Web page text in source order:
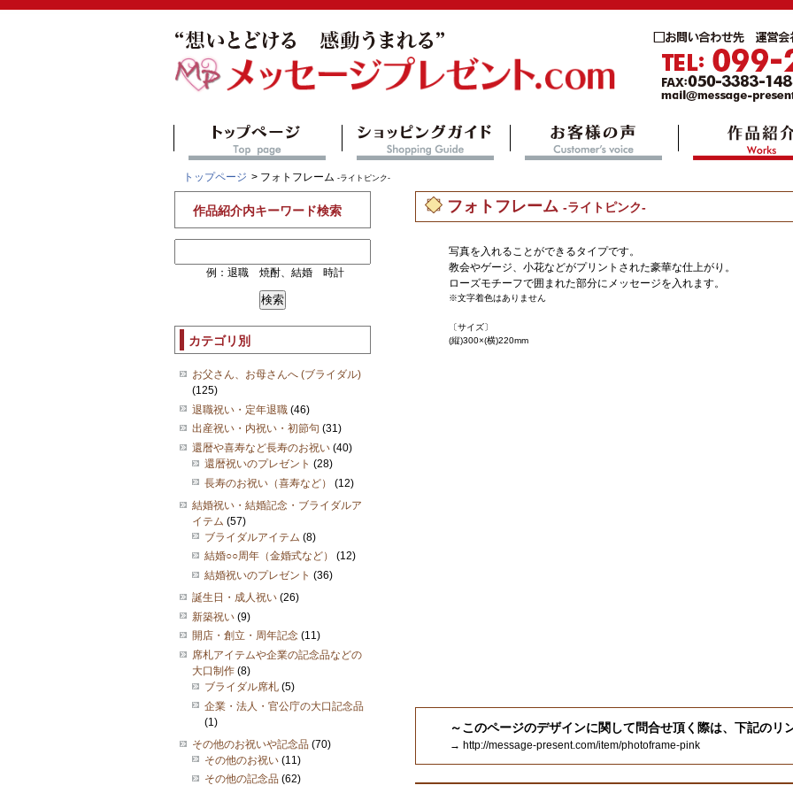
トップページ > フォトフレーム -ライトピンク-
フォトフレーム -ライトピンク-
写真を入れることができるタイプです。
教会やゲージ、小花などがプリントされた豪華な仕上がり。
ローズモチーフで囲まれた部分にメッセージを入れます。
※文字着色はありません
〔サイズ〕
(縦)300×(横)220mm
～このページのデザインに関して問合せ頂く際は、下記のリ
→ http://message-present.com/item/photoframe-pink
作品紹介内キーワード検索
例：退職 焼酎、結婚 時計
カテゴリ別
お父さん、お母さんへ (ブライダル)
(125)
退職祝い・定年退職 (46)
出産祝い・内祝い・初節句 (31)
還暦や喜寿など長寿のお祝い (40)
還暦祝いのプレゼント (28)
長寿のお祝い（喜寿など）
(12)
結婚祝い・結婚記念・ブライダルア
イテム (57)
ブライダルアイテム (8)
結婚○○周年（金婚式など）
(12)
結婚祝いのプレゼント (36)
誕生日・成人祝い (26)
新築祝い (9)
開店・創立・周年記念 (11)
席札アイテムや企業の記念品などの
大口制作 (8)
ブライダル席札 (5)
企業・法人・官公庁の大口記念品
(1)
その他のお祝いや記念品 (70)
その他のお祝い (11)
その他の記念品 (62)